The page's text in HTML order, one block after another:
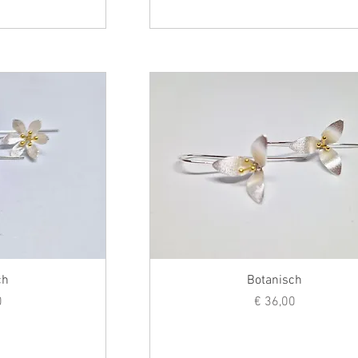
Botanisch
Prijs
€ 36,00